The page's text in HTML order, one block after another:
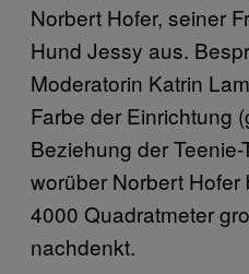
Norbert Hofer, seiner
Hund Jessy aus.
Moderatorin Katrin
Farbe der Einrichtung
Beziehung der
worüber Norbert
4000 Quadratmeter
nachdenkt.